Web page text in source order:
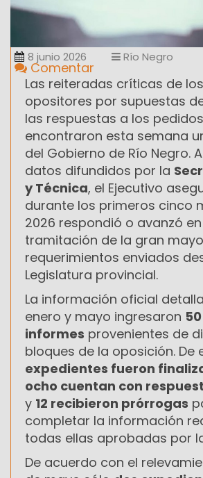
8 junio 2026 Río Negro
Comentar
Las reiteradas críticas de
opositores por supuestas
las respuestas a los
encontraron esta semana
del Gobierno de Río Negro.
datos difundidos por la
y Técnica, el Ejecutivo
durante los primeros cinco
2026 respondió o avanzó
tramitación de la gran
requerimientos enviados
Legislatura provincial.
La información oficial
enero y mayo ingresaron
informes provenientes de
bloques de la oposición. De
expedientes fueron
ocho cuentan con
y 12 recibieron prórrogas
completar la información
todas ellas aprobadas por
De acuerdo con el